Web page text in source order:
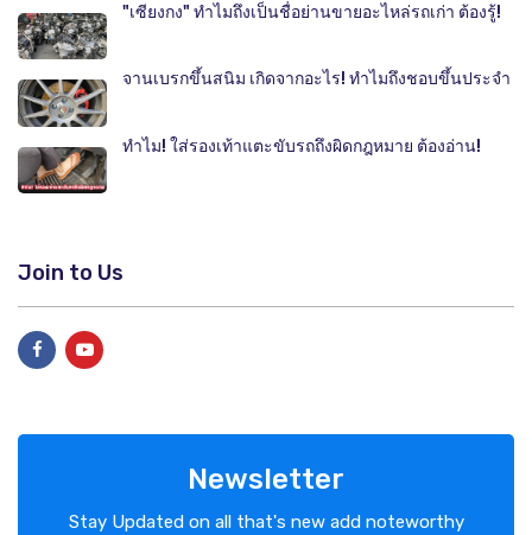
"เซียงกง" ทำไมถึงเป็นชื่อย่านขายอะไหล่รถเก่า ต้องรู้!
จานเบรกขึ้นสนิม เกิดจากอะไร! ทำไมถึงชอบขึ้นประจำ
ทำไม! ใส่รองเท้าแตะขับรถถึงผิดกฎหมาย ต้องอ่าน!
Join to Us
Newsletter
Stay Updated on all that's new add noteworthy